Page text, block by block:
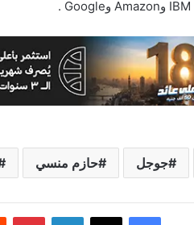
جوجل حازم منسي
فيسبوك ‫X لينكدإن